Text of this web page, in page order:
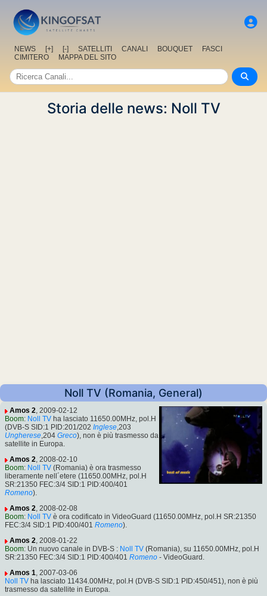
NEWS [+] [-] SATELLITI CANALI BOUQUET
FASCI
CIMITERO
MAPPA DEL SITO
Storia delle news: Noll TV
Noll TV (Romania, General)
Amos 2, 2009-02-12
Boom: Noll TV ha lasciato 11650.00MHz, pol.H
(DVB-S SID:1 PID:201/202 Inglese,203
Ungherese,204 Greco), non è più trasmesso da
satellite in Europa.
Amos 2, 2008-02-10
Boom: Noll TV (Romania) è ora trasmesso
liberamente nell´etere (11650.00MHz, pol.H
SR:21350 FEC:3/4 SID:1 PID:400/401
Romeno).
Amos 2, 2008-02-08
Boom: Noll TV è ora codificato in VideoGuard (11650.00MHz, pol.H SR:21350
FEC:3/4 SID:1 PID:400/401 Romeno).
Amos 2, 2008-01-22
Boom: Un nuovo canale in DVB-S : Noll TV (Romania), su 11650.00MHz, pol.H
SR:21350 FEC:3/4 SID:1 PID:400/401 Romeno - VideoGuard.
Amos 1, 2007-03-06
Noll TV ha lasciato 11434.00MHz, pol.H (DVB-S SID:1 PID:450/451), non è più
trasmesso da satellite in Europa.